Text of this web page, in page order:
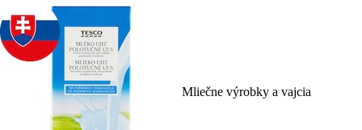
Mliečne výrobky a vajcia